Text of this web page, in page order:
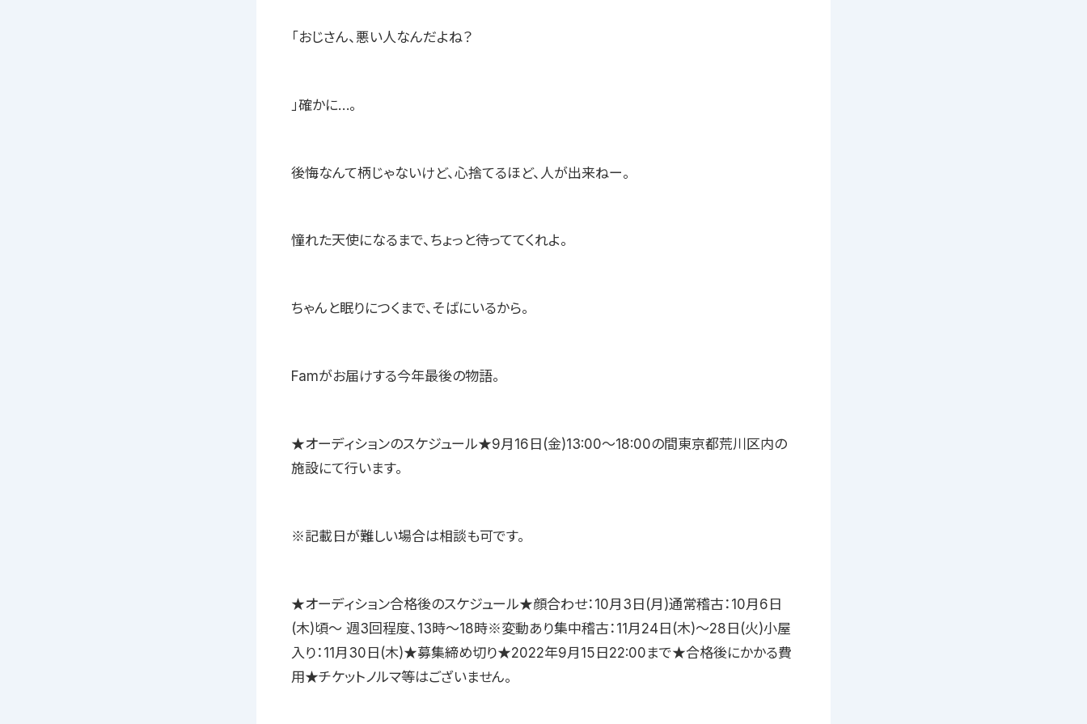
「おじさん、悪い人なんだよね？
」確かに…。
後悔なんて柄じゃないけど、心捨てるほど、人が出来ねー。
憧れた天使になるまで、ちょっと待っててくれよ。
ちゃんと眠りにつくまで、そばにいるから。
Famがお届けする今年最後の物語。
★オーディションのスケジュール★9月16日(金)13:00〜18:00の間東京都荒川区内の
施設にて行います。
※記載日が難しい場合は相談も可です。
★オーディション合格後のスケジュール★顔合わせ：10月3日(月)通常稽古：10月6日
(木)頃〜 週3回程度、13時〜18時※変動あり集中稽古：11月24日(木)〜28日(火)小屋
入り：11月30日(木)★募集締め切り★2022年9月15日22:00まで★合格後にかかる費
用★チケットノルマ等はございません。